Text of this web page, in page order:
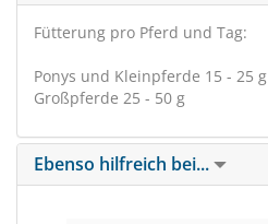
Fütterung pro Pferd und Tag:
Ponys und Kleinpferde 15 - 25 g
Großpferde 25 - 50 g
Ebenso hilfreich bei...